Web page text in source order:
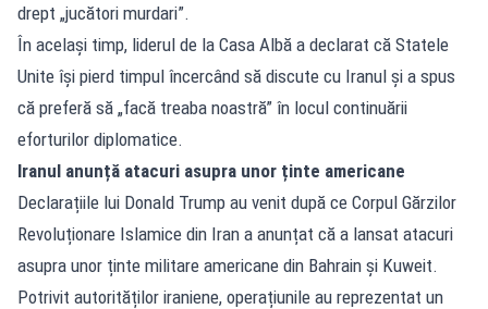
drept „jucători murdari”.
În același timp, liderul de la Casa Albă a declarat că Statele
Unite își pierd timpul încercând să discute cu Iranul și a spus
că preferă să „facă treaba noastră” în locul continuării
eforturilor diplomatice.
Iranul anunță atacuri asupra unor ținte americane
Declarațiile lui Donald Trump au venit după ce Corpul Gărzilor
Revoluționare Islamice din Iran a anunțat că a lansat atacuri
asupra unor ținte militare americane din Bahrain și Kuweit.
Potrivit autorităților iraniene, operațiunile au reprezentat un